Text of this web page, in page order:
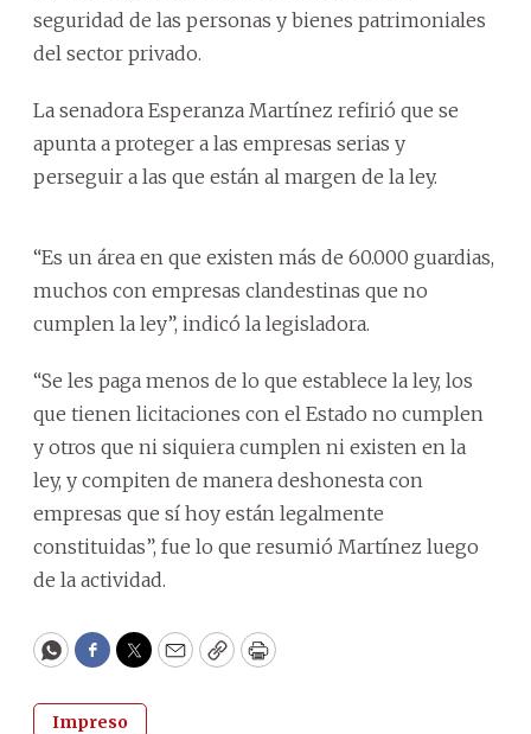
seguridad de las personas y bienes patrimoniales
del sector privado.
La senadora Esperanza Martínez refirió que se
apunta a proteger a las empresas serias y
perseguir a las que están al margen de la ley.
“Es un área en que existen más de 60.000 guardias,
muchos con empresas clandestinas que no
cumplen la ley”, indicó la legisladora.
“Se les paga menos de lo que establece la ley, los
que tienen licitaciones con el Estado no cumplen
y otros que ni siquiera cumplen ni existen en la
ley, y compiten de manera deshonesta con
empresas que sí hoy están legalmente
constituidas”, fue lo que resumió Martínez luego
de la actividad.
WhatsApp
Facebook
Twitter
EmailCopyPrint
Impreso